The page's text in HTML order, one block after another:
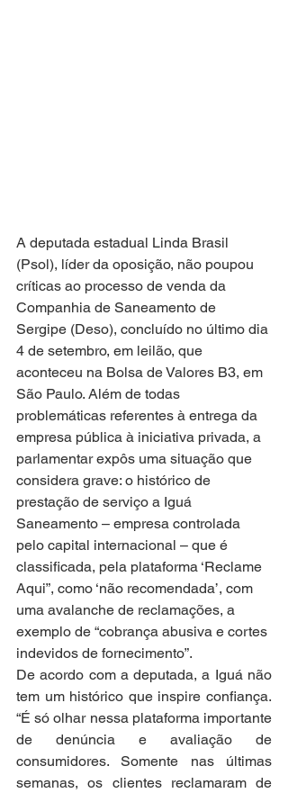
A deputada estadual Linda Brasil
(Psol), líder da oposição, não poupou
críticas ao processo de venda da
Companhia de Saneamento de
Sergipe (Deso), concluído no último dia
4 de setembro, em leilão, que
aconteceu na Bolsa de Valores B3, em
São Paulo. Além de todas
problemáticas referentes à entrega da
empresa pública à iniciativa privada, a
parlamentar expôs uma situação que
considera grave: o histórico de
prestação de serviço a Iguá
Saneamento – empresa controlada
pelo capital internacional – que é
classificada, pela plataforma ‘Reclame
Aqui”, como ‘não recomendada’, com
uma avalanche de reclamações, a
exemplo de “cobrança abusiva e cortes
indevidos de fornecimento”.
De acordo com a deputada, a Iguá não
tem um histórico que inspire confiança.
“É só olhar nessa plataforma importante
de denúncia e avaliação de
consumidores. Somente nas últimas
semanas, os clientes reclamaram de